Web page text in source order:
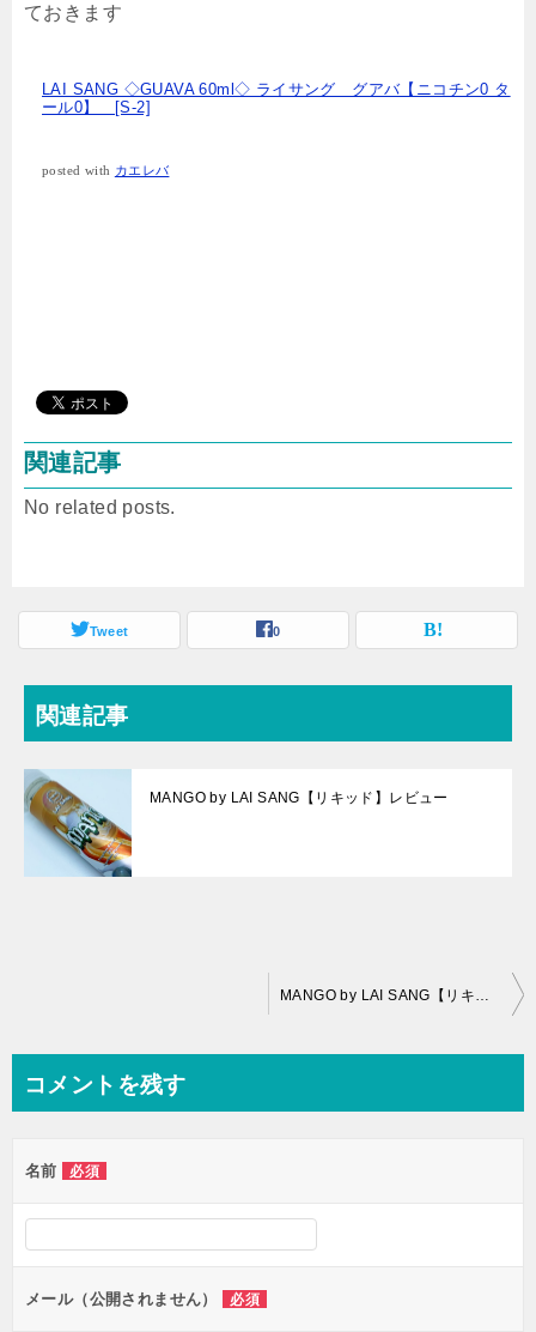
ておきます
LAI SANG ◇GUAVA 60ml◇ ライサング グアバ【ニコチン0 タ
ール0】 [S-2]
posted with カエレバ
関連記事
No related posts.
Tweet 0
関連記事
MANGO by LAI SANG【リキッド】レビュー
ビ
ー
シ
ョ
ン
コメントを残す
名前 必須
メール（公開されません） 必須